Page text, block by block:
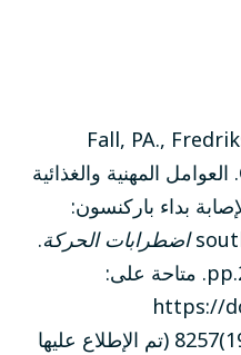
Fall, PA.,
Granérus, AK. (1999). العوامل المهنية والغذائية
بداء باركنسون:
اضطرابات الحركة.
14(1), pp.28-37. [Online]. متاحة على:
https://
8257(199901)14:13.0.CO;2-O (تم الإطلاع عليها